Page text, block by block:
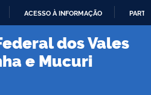
PARA
CONTEÚDO
ACESSO À INFORMAÇÃO
dos Vales
e Mucuri